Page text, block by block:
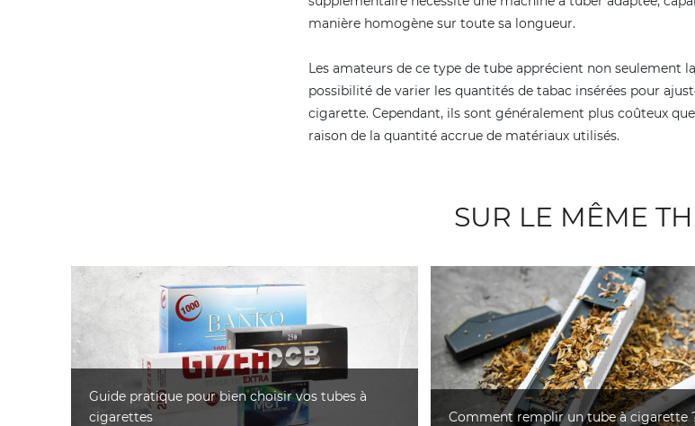
manière homogène sur toute sa longueur.
Les amateurs de ce type de tube apprécient non seulement
possibilité de varier les quantités de tabac insérées pour
cigarette. Cependant, ils sont généralement plus coûteux
raison de la quantité accrue de matériaux utilisés.
SUR LE MÊME
Guide pratique pour bien choisir vos tubes à
cigarettes
Comment remplir un tube à cigarette